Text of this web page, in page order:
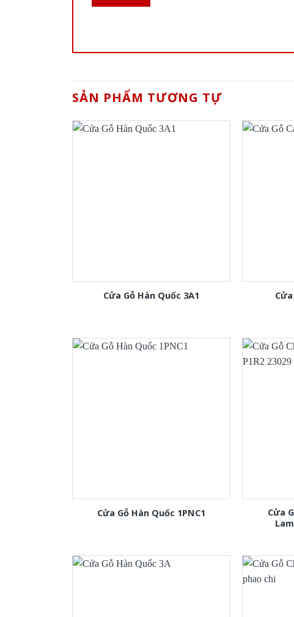
SẢN PHẨM TƯƠNG TỰ
Cửa Gỗ Hàn Quốc 3A1
Cửa Gỗ Hàn Quốc 1PNC1
Cửa